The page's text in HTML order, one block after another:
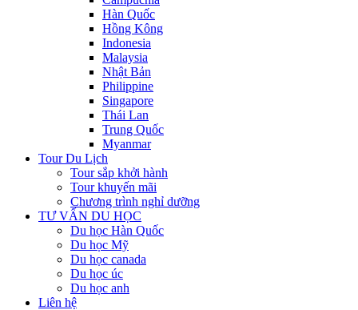
Hàn Quốc
Hồng Kông
Indonesia
Malaysia
Nhật Bản
Philippine
Singapore
Thái Lan
Trung Quốc
Myanmar
Tour Du Lịch
Tour sắp khởi hành
Tour khuyến mãi
Chương trình nghỉ dưỡng
TƯ VẤN DU HỌC
Du học Hàn Quốc
Du học Mỹ
Du học canada
Du học úc
Du học anh
Liên hệ